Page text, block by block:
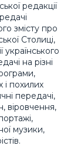
редакції
змісту про
Столиці,
на різні
і похилих
передачі,
віровчення,
музики,